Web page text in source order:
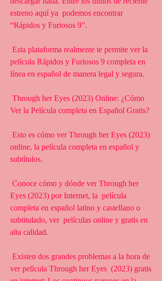
estreno aquí ya  podemos encontrar
“Rápidos y Furiosos 9”.
película Rápidos y Furiosos 9 completa en
línea en español de manera legal y segura.
Ver la Película completa en Español Gratis?
online, la película completa en español y
subtítulos.
Eyes (2023) por Internet, la  película
completa en español latino y castellano o
subtitulado, ver  películas online y gratis en
alta calidad.
ver película Through her Eyes  (2023) gratis